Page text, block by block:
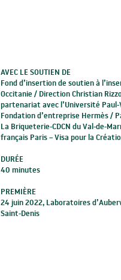
AVEC LE SOUTIEN DE
Fond d’insertion de soutien à
Occitanie / Direction Christian
partenariat avec l’Université
Fondation d’entreprise Hermès /
La Briqueterie-CDCN du Val-de-
français Paris – Visa pour la
DURÉE
40 minutes
PREMIÈRE
24 juin 2022, Laboratoires
Saint-Denis